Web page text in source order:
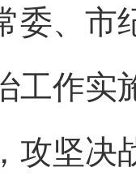
委、市
工作实
坚决战